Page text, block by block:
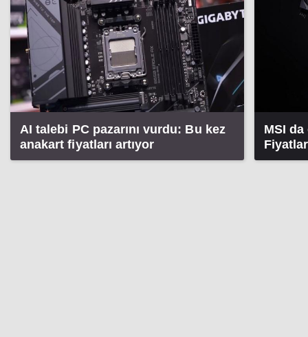
AI talebi PC pazarını vurdu: Bu kez
anakart fiyatları artıyor
MSI da